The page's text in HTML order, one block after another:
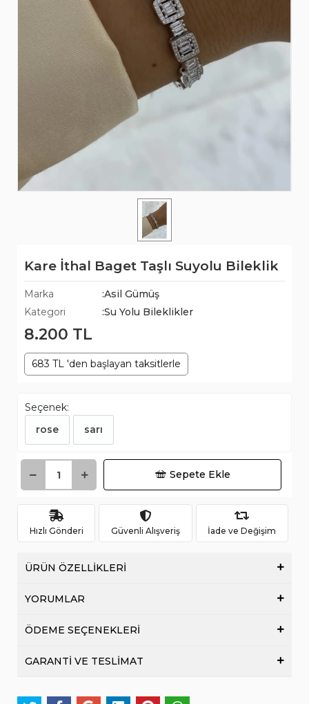
Kare İthal Baget Taşlı Suyolu Bileklik
Marka
:Asil Gümüş
Kategori
:Su Yolu Bileklikler
8.200 TL
683 TL 'den başlayan taksitlerle
Seçenek:
rose
sarı
Sepete Ekle
Hızlı Gönderi Güvenli Alışveriş İade ve Değişim
ÜRÜN ÖZELLİKLERİ
YORUMLAR
ÖDEME SEÇENEKLERİ
GARANTİ VE TESLİMAT